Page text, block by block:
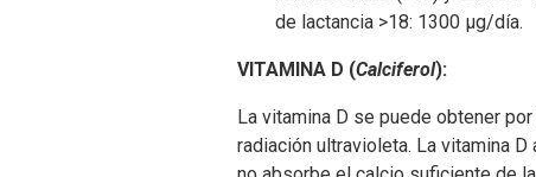
de lactancia >18: 1300 μg/día.
VITAMINA D (Calciferol):
La vitamina D se puede obtener
radiación ultravioleta. La vitamina